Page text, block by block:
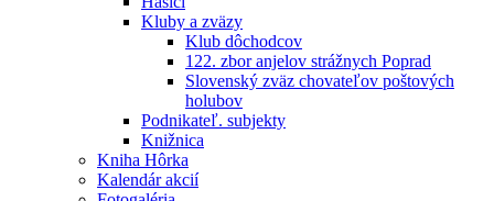
Kluby a zväzy
Klub dôchodcov
122. zbor anjelov strážnych Poprad
Slovenský zväz chovateľov poštových
holubov
Podnikateľ. subjekty
Knižnica
Kniha Hôrka
Kalendár akcií